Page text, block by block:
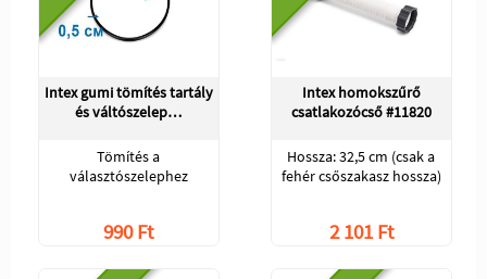
Intex gumi tömítés tartály
és váltószelep…
Tömítés a
választószelephez
990 Ft
Intex homokszűrő
csatlakozócső #11820
Hossza: 32,5 cm (csak a
fehér csőszakasz hossza)
2 101 Ft